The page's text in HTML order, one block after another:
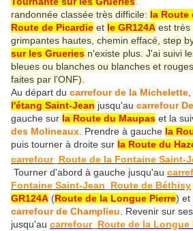
randonnée classée très difficile: la Route
Route de Picardie et le GR124A est très
grimpantes hautes, chemin effacé, step
sur les Grueries n'existe plus. J'ai suivi
bleues ou blanches ou blanches et
faites par l'ONF).
Au départ du carrefour de la Michelette
l'étang Saint-Jean jusqu'au carrefour
gauche sur la Route du Maupas et la
des Molineaux . Prendre à gauche la
puis tourner à droite sur la Route du
carrefour_Route de la Fontaine Saint-
Tourner d'abord à gauche jusqu'au
Fontaine Saint-Jean_Route de Béthisy
GR124A (Route de la Longue Pierre) et
carrefour de Champlieu . Revenir sur
jusqu'au carrefour_Route de la Longue